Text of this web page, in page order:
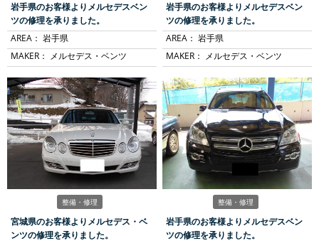
岩手県のお客様よりメルセデスベン
ツの修理を承りました。
AREA： 岩手県
MAKER： メルセデス・ベンツ
岩手県のお客様よりメルセデスベン
ツの修理を承りました。
AREA：岩手県
MAKER： メルセデス・ベンツ
整備・修理
宮城県のお客様よりメルセデス・ベ
ンツの修理を承りました。
整備・修理
岩手県のお客様よりメルセデスベン
ツの修理を承りました。